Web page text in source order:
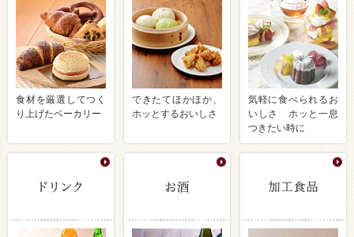
食材を厳選してつく
り上げたベーカリー
できたてほかほか、
ホッとするおいしさ
気軽に食べられるお
いしさ ホッと一息
つきたい時に